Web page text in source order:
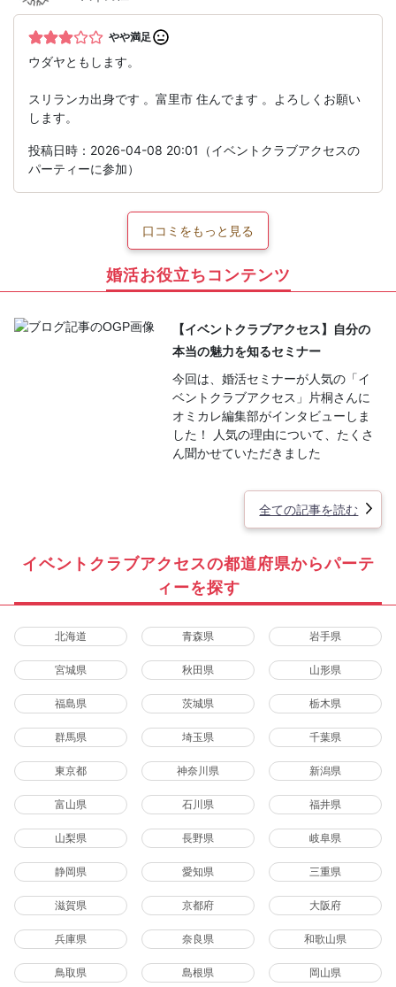
やや満足
ウダヤともします。
スリランカ出身です 。富里市 住んでます 。よろしくお願い
します。
投稿日時：2026-04-08 20:01（イベントクラブアクセスの
パーティーに参加）
口コミをもっと見る
婚活お役立ちコンテンツ
【イベントクラブアクセス】自分の
本当の魅力を知るセミナー
今回は、婚活セミナーが人気の「イ
ベントクラブアクセス」片桐さんに
オミカレ編集部がインタビューしま
した！ 人気の理由について、たくさ
ん聞かせていただきました
全ての記事を読む
イベントクラブアクセスの都道府県からパーテ
ィーを探す
北海道 青森県 岩手県
宮城県 秋田県 山形県
福島県 茨城県 栃木県
群馬県 埼玉県 千葉県
東京都 神奈川県 新潟県
富山県 石川県 福井県
山梨県 長野県 岐阜県
静岡県 愛知県 三重県
滋賀県 京都府 大阪府
兵庫県 奈良県 和歌山県
鳥取県 島根県 岡山県